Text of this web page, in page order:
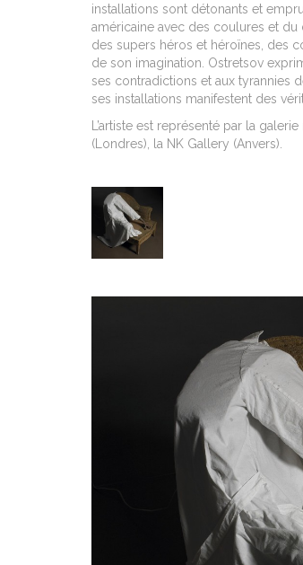
installations sont détonants et
américaine avec des coulures et du
des supers héros et héroïnes, des
de son imagination. Ostretsov
ses contradictions et aux tyrannies
ses installations manifestent des
L’artiste est représenté par la
(Londres), la NK Gallery (Anvers).